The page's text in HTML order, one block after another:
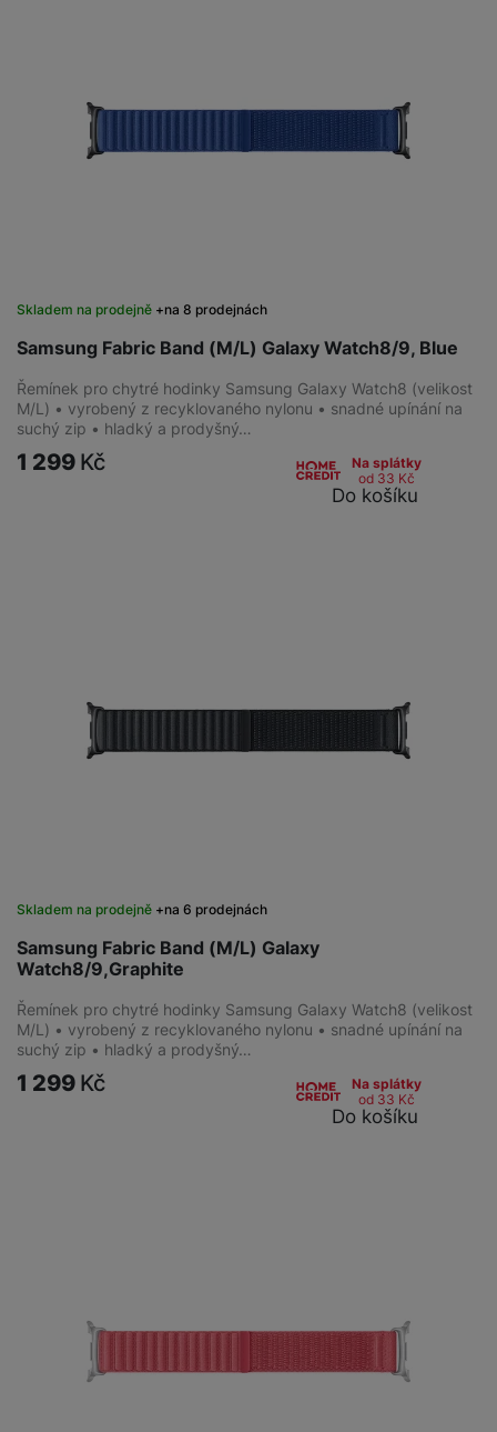
Samsung Fabric Band (M/L) Galaxy Watch8/9, Blue
Skladem na prodejně na 8 prodejnách
Řemínek pro chytré hodinky Samsung Galaxy Watch8 (velikost
M/L) • vyrobený z recyklovaného nylonu • snadné upínání na
suchý zip • hladký a prodyšný…
1 299 Kč
Na splátky
od 33 Kč
Do košíku
Samsung Fabric Band (M/L) Galaxy
Watch8/9,Graphite
Skladem na prodejně na 6 prodejnách
Řemínek pro chytré hodinky Samsung Galaxy Watch8 (velikost
M/L) • vyrobený z recyklovaného nylonu • snadné upínání na
suchý zip • hladký a prodyšný…
1 299 Kč
Na splátky
od 33 Kč
Do košíku